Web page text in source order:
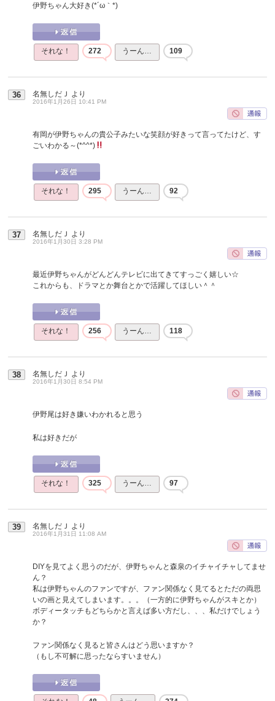
伊野ちゃん大好き(*´ω｀*)
それな！ 272 うーん… 109
36 名無しだＪ より
2016年1月26日 10:41 PM
有岡が伊野ちゃんの貴公子みたいな笑顔が好きって言ってたけど、す
ごいわかる～(*^^*)
それな！ 295 うーん… 92
37 名無しだＪ より
2016年1月30日 3:28 PM
最近伊野ちゃんがどんどんテレビに出てきてすっごく嬉しい☆
これからも、ドラマとか舞台とかで活躍してほしい＾＾
それな！ 256 うーん… 118
38 名無しだＪ より
2016年1月30日 8:54 PM
伊野尾は好き嫌いわかれると思う
私は好きだが
それな！ 325 うーん… 97
39 名無しだＪ より
2016年1月31日 11:08 AM
DIYを見てよく思うのだが、伊野ちゃんと森泉のイチャイチャしてませ
ん？
私は伊野ちゃんのファンですが、ファン関係なく見てるとただの両思
いの画と見えてしまいます。。。（一方的に伊野ちゃんがスキとか）
ボディータッチもどちらかと言えば多い方だし、、、私だけでしょう
か？
ファン関係なく見ると皆さんはどう思いますか？
（もし不可解に思ったならすいません）